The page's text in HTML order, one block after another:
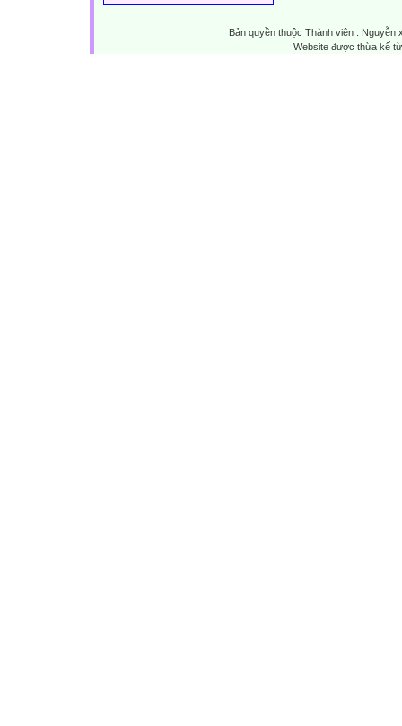
Bản quyền thuộc Thành viên :
Website được thừa kế